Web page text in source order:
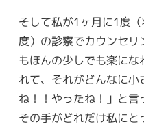
そして私が1ヶ月に1度
度）の診察でカウンセリ
もほんの少しでも楽にな
れて、それがどんなに
ね！！やったね！」と言
その手がどれだけ私に